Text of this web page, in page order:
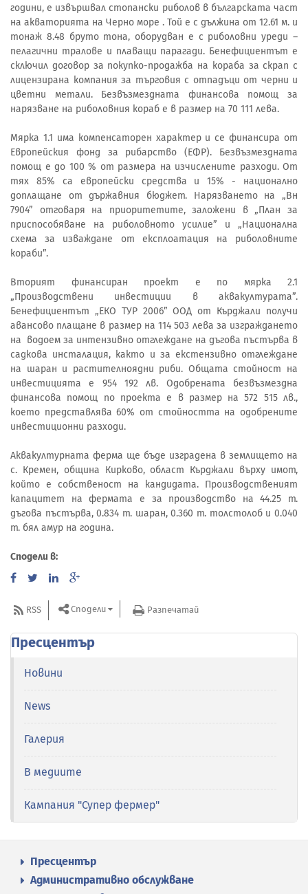
години, е извършвал стопански риболов в българската част
на акваторията на Черно море . Той е с дължина от 12.61 м. и
тонаж 8.48 бруто тона, оборудван е с риболовни уреди –
пелагични тралове и плаващи парагади. Бенефициентът е
сключил договор за покупко-продажба на кораба за скрап с
лицензирана компания за търговия с отпадъци от черни и
цветни метали. Безвъзмездната финансова помощ за
нарязване на риболовния кораб е в размер на 70 111 лева.
Мярка 1.1 има компенсаторен характер и се финансира от
Европейския фонд за рибарство (ЕФР). Безвъзмездната
помощ е до 100 % от размера на изчислените разходи. От
тях 85% са европейски средства и 15% - национално
доплащане от държавния бюджет. Нарязването на „Вн
7904” отговаря на приоритетите, заложени в „План за
приспособяване на риболовното усилие” и „Национална
схема за изваждане от експлоатация на риболовните
кораби”.
Вторият финансиран проект е по мярка 2.1
„Производствени инвестиции в аквакултурата”.
Бенефициентът „ЕКО ТУР 2006” ООД от Кърджали получи
авансово плащане в размер на 114 503 лева за изграждането
на водоем за интензивно отглеждане на дъгова пъстърва в
садкова инсталация, както и за екстензивно отглеждане
на шаран и растителноядни риби. Общата стойност на
инвестицията е 954 192 лв. Одобрената безвъзмездна
финансова помощ по проекта е в размер на 572 515 лв.,
което представлява 60% от стойността на одобрените
инвестиционни разходи.
Аквакултурната ферма ще бъде изградена в землището на
с. Кремен, община Кирково, област Кърджали върху имот,
който е собственост на кандидата. Производственият
капацитет на фермата е за производство на 44.25 т.
дъгова пъстърва, 0.834 т. шаран, 0.360 т. толстолоб и 0.040
т. бял амур на година.
Сподели в:
RSS Сподели Разпечатай
Пресцентър
Новини
News
Галерия
В медиите
Кампания "Супер фермер"
Пресцентър
Административно обслужване